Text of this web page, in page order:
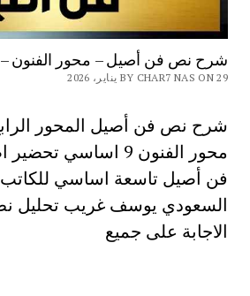
شرح نص فن أصيل – محور الفنون
BY CHAR7 NAS ON 29 يناير، 2026
شرح نص فن أصيل المحور
محور الفنون 9
فن أصيل تاسعة اساسي
السعودي يوسف غريب تحليل
الاجابة على جميع